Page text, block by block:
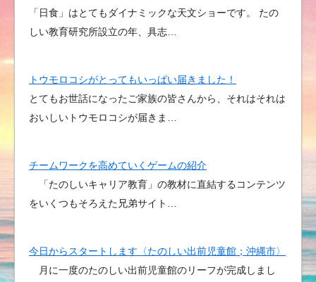
「日食」はとてもダイナミックな天文ショーです。 たの
しい教育研究所設立の年、具志…
トウモロコシがとってもいっぱい届きました！
とてもお世話になったご家族の皆さんから、それはそれは
おいしいトウモロコシが届きま…
チームワークを高めていくゲームの紹介
「たのしいキャリア教育」の教材に直結するコンテンツ
をいくつもそろえた兄弟サイト…
今日からスタートします〈たのしい出前児童館；沖縄市〉
月に一度のたのしい出前児童館のリーフが完成しまし